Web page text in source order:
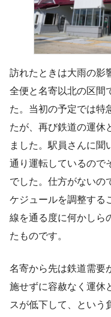
訪れたときは大雨の影
全便と名寄以北の区間
た。当初の予定では特
たが、再び鉄道の運休
ました。駅員さんに聞
通り運転しているので
でした。仕方がないの
ケジュールを調整する
線を通る度に何かしら
たものです。
名寄から先は鉄道需要
施せずに容赦なく運休
スが低下して、という